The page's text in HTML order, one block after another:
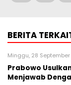
BERITA
Minggu, 28
Prabowo
Menjawab